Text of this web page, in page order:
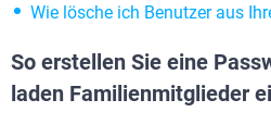
Wie lösche ich Benutzer aus
So erstellen Sie eine
laden Familienmitglieder